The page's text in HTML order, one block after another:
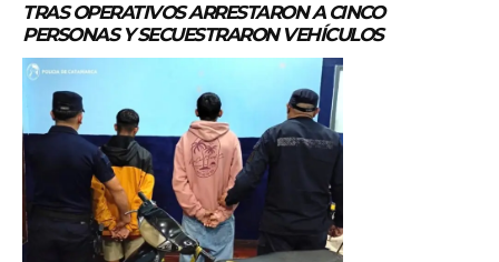
TRAS OPERATIVOS ARRESTARON A CINCO
PERSONAS Y SECUESTRARON VEHÍCULOS